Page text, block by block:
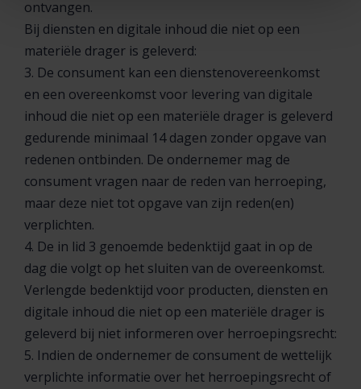
ontvangen.
Bij diensten en digitale inhoud die niet op een
materiële drager is geleverd:
3. De consument kan een dienstenovereenkomst
en een overeenkomst voor levering van digitale
inhoud die niet op een materiële drager is geleverd
gedurende minimaal 14 dagen zonder opgave van
redenen ontbinden. De ondernemer mag de
consument vragen naar de reden van herroeping,
maar deze niet tot opgave van zijn reden(en)
verplichten.
4. De in lid 3 genoemde bedenktijd gaat in op de
dag die volgt op het sluiten van de overeenkomst.
Verlengde bedenktijd voor producten, diensten en
digitale inhoud die niet op een materiële drager is
geleverd bij niet informeren over herroepingsrecht:
5. Indien de ondernemer de consument de wettelijk
verplichte informatie over het herroepingsrecht of